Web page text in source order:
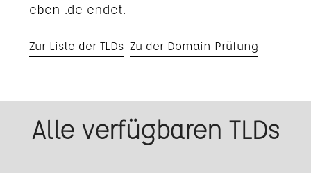
eben .de endet.
Zur Liste der TLDs Zu der Domain Prüfung
Alle verfügbaren TLDs